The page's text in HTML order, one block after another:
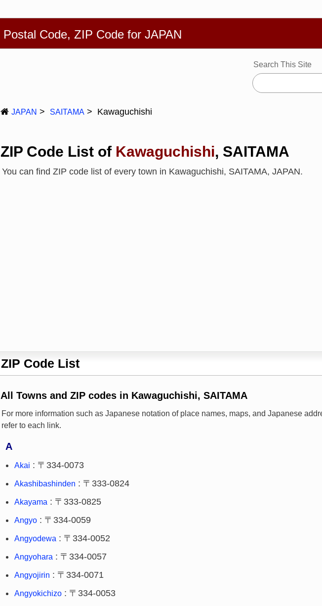
Postal Code, ZIP Code for JAPAN
Search This Site
JAPAN SAITAMA Kawaguchishi
ZIP Code List of Kawaguchishi, SAITAMA
You can find ZIP code list of every town in Kawaguchishi, SAITAMA, JAPAN.
ZIP Code List
All Towns and ZIP codes in Kawaguchishi, SAITAMA
For more information such as Japanese notation of place names, maps, and Japanese
refer to each link.
A
Akai : 〒334-0073
Akashibashinden : 〒333-0824
Akayama : 〒333-0825
Angyo : 〒334-0059
Angyodewa : 〒334-0052
Angyohara : 〒334-0057
Angyojirin : 〒334-0071
Angyokichizo : 〒334-0053